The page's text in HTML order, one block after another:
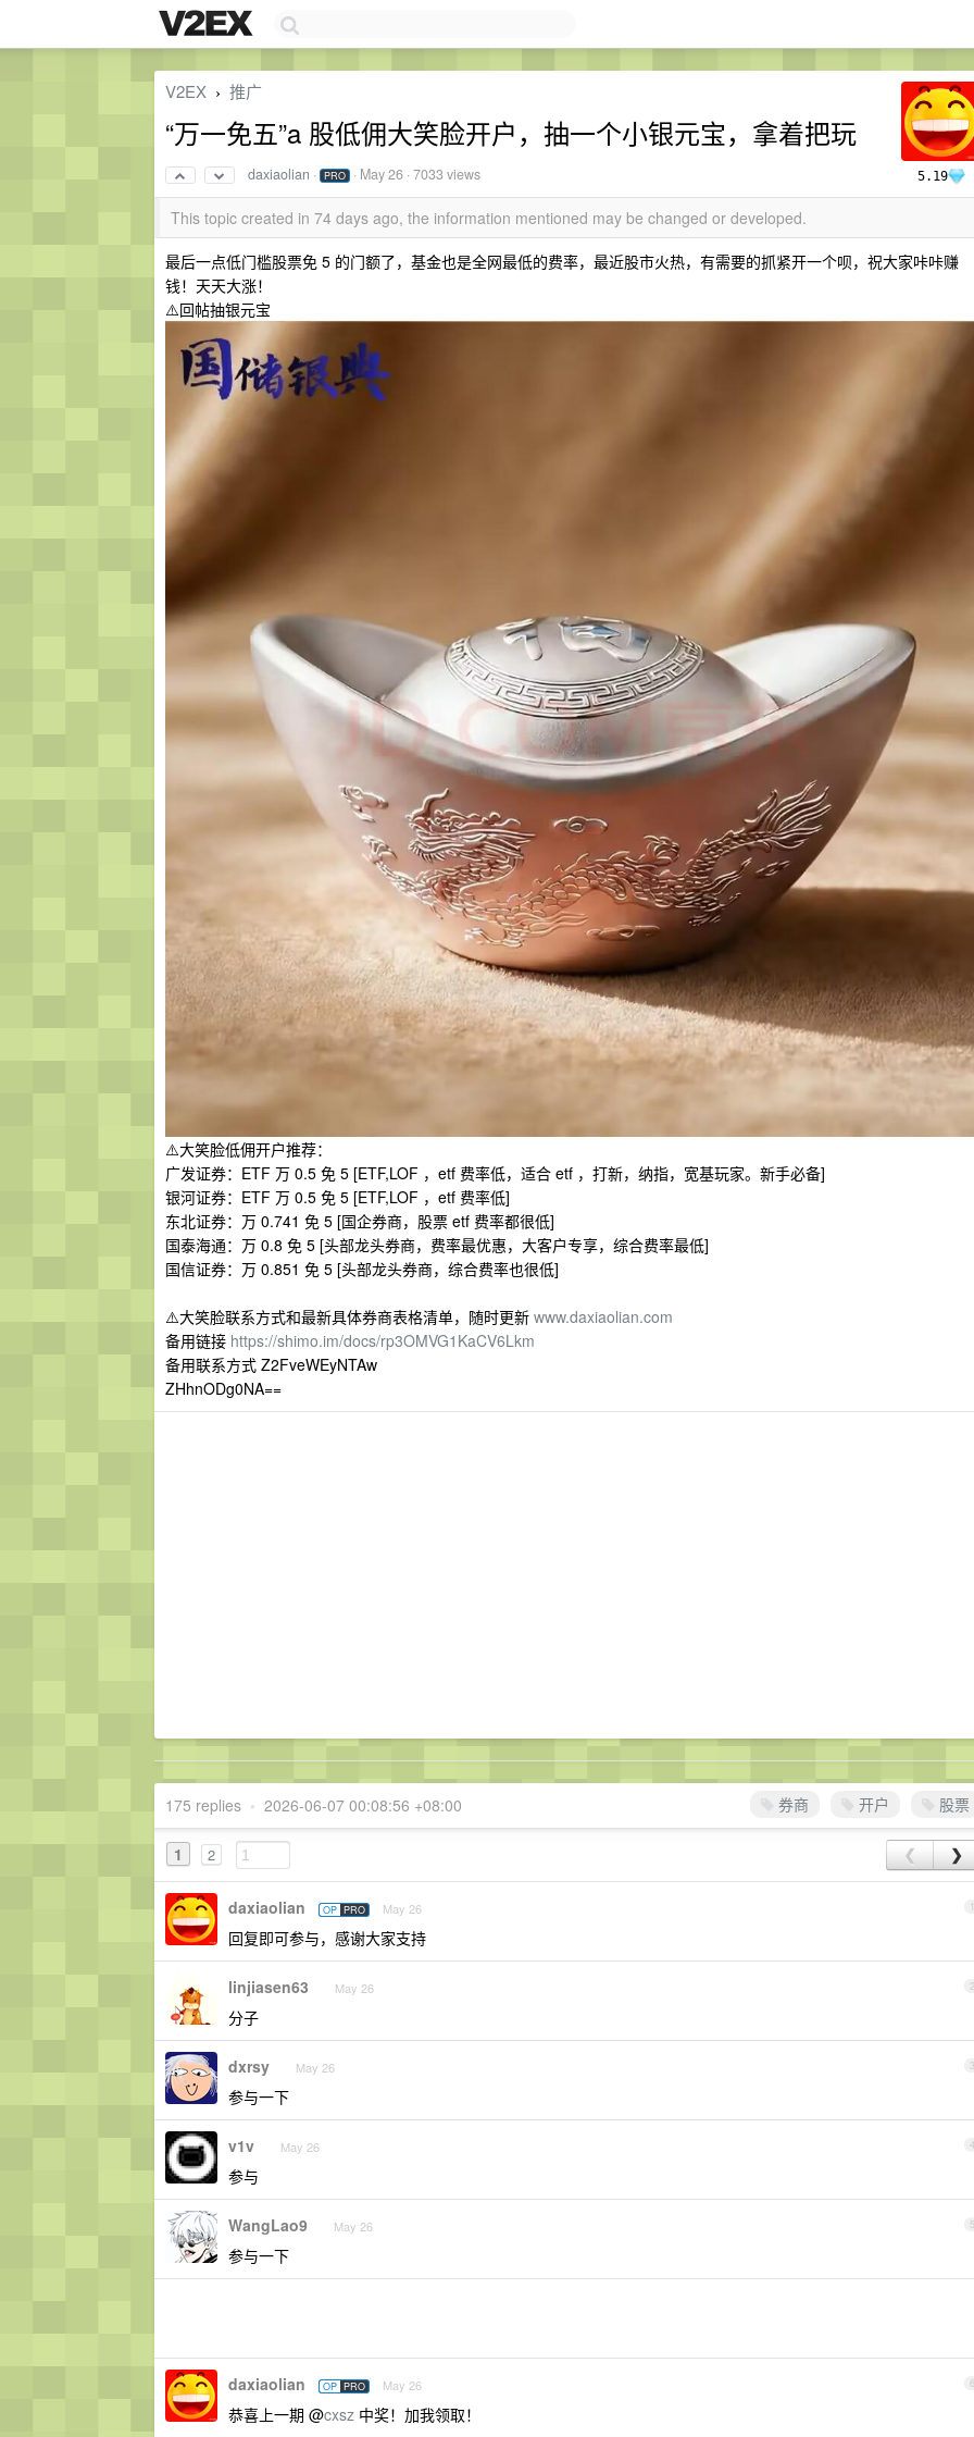
5.19
V2EX › 推广
“万一免五”a 股低佣大笑脸开户，抽一个小银元宝，拿着把玩
daxiaolian · PRO · May 26 · 7033 views
This topic created in 74 days ago, the information mentioned may be changed or developed.
最后一点低门槛股票免 5 的门额了，基金也是全网最低的费率，最近股市火热，有需要的抓紧开一个呗，祝大家咔咔赚
钱！天天大涨！
⚠️回帖抽银元宝
⚠️大笑脸低佣开户推荐：
广发证券：ETF 万 0.5 免 5 [ETF,LOF ，etf 费率低，适合 etf ，打新，纳指，宽基玩家。新手必备]
银河证券：ETF 万 0.5 免 5 [ETF,LOF ，etf 费率低]
东北证券：万 0.741 免 5 [国企券商，股票 etf 费率都很低]
国泰海通：万 0.8 免 5 [头部龙头券商，费率最优惠，大客户专享，综合费率最低]
国信证券：万 0.851 免 5 [头部龙头券商，综合费率也很低]
⚠️大笑脸联系方式和最新具体券商表格清单，随时更新 www.daxiaolian.com
备用链接 https://shimo.im/docs/rp3OMVG1KaCV6Lkm
备用联系方式 Z2FveWEyNTAw
ZHhnODg0NA==
券商 开户 股票
175 replies • 2026-06-07 00:08:56 +08:00
1 2 ❮ ❯
1
daxiaolian OP PRO May 26
回复即可参与，感谢大家支持
2
linjiasen63 May 26
分子
3
dxrsy May 26
参与一下
4
v1v May 26
参与
5
WangLao9 May 26
参与一下
6
daxiaolian OP PRO May 26
恭喜上一期 @cxsz 中奖！加我领取！